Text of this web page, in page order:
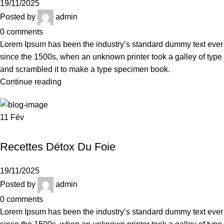
19/11/2025
Posted by
admin
0 comments
Lorem Ipsum has been the industry’s standard dummy text ever
since the 1500s, when an unknown printer took a galley of type
and scrambled it to make a type specimen book.
Continue reading
11 Fév
Recettes Détox Du Foie
19/11/2025
Posted by
admin
0 comments
Lorem Ipsum has been the industry’s standard dummy text ever